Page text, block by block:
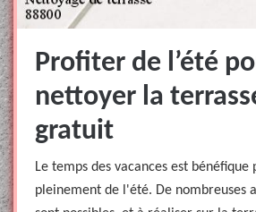
Profiter de l’été
nettoyer la
gratuit
Le temps des vacances est
pleinement de l'été. De nombreuses